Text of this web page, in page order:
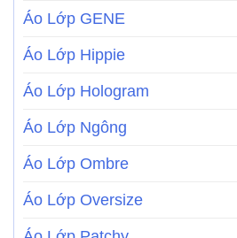
Áo Lớp GENE
Áo Lớp Hippie
Áo Lớp Hologram
Áo Lớp Ngông
Áo Lớp Ombre
Áo Lớp Oversize